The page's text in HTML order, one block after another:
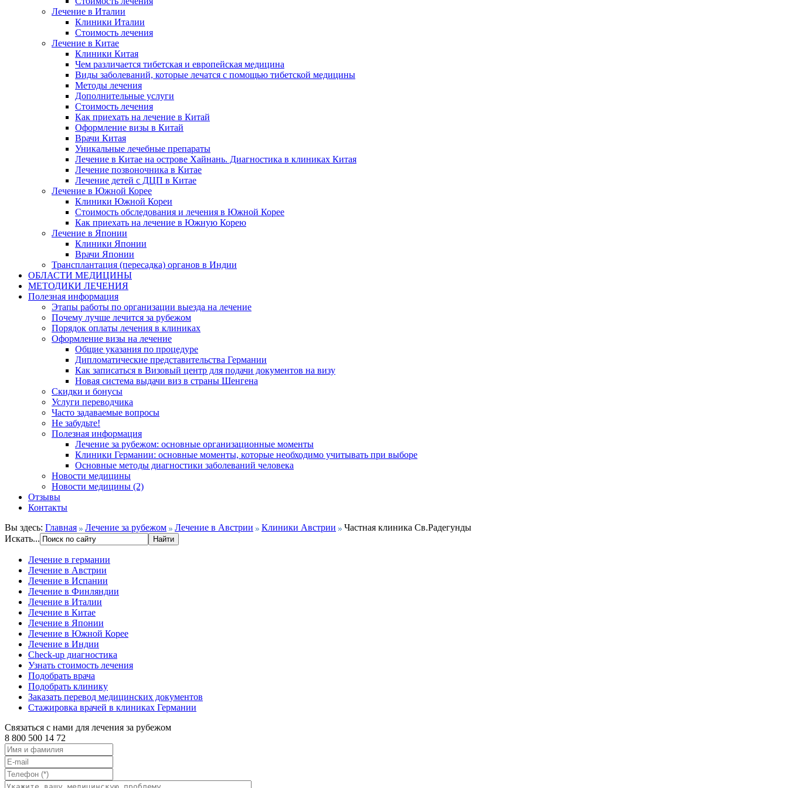
Лечение в Италии
Клиники Италии
Стоимость лечения
Лечение в Китае
Клиники Китая
Чем различается тибетская и европейская медицина
Виды заболеваний, которые лечатся с помощью тибетской медицины
Методы лечения
Дополнительные услуги
Стоимость лечения
Как приехать на лечение в Китай
Оформление визы в Китай
Врачи Китая
Уникальные лечебные препараты
Лечение в Китае на острове Хайнань. Диагностика в клиниках Китая
Лечение позвоночника в Китае
Лечение детей с ДЦП в Китае
Лечение в Южной Корее
Клиники Южной Кореи
Стоимость обследования и лечения в Южной Корее
Как приехать на лечение в Южную Корею
Лечение в Японии
Клиники Японии
Врачи Японии
Трансплантация (пересадка) органов в Индии
ОБЛАСТИ МЕДИЦИНЫ
МЕТОДИКИ ЛЕЧЕНИЯ
Полезная информация
Этапы работы по организации выезда на лечение
Почему лучше лечится за рубежом
Порядок оплаты лечения в клиниках
Оформление визы на лечение
Общие указания по процедуре
Дипломатические представительства Германии
Как записаться в Визовый центр для подачи документов на визу
Новая система выдачи виз в страны Шенгена
Скидки и бонусы
Услуги переводчика
Часто задаваемые вопросы
Не забудьте!
Полезная информация
Лечение за рубежом: основные организационные моменты
Клиники Германии: основные моменты, которые необходимо учитывать при выборе
Основные методы диагностики заболеваний человека
Новости медицины
Новости медицины (2)
Отзывы
Контакты
Вы здесь: Главная Лечение за рубежом Лечение в Австрии Клиники Австрии
Частная клиника Св.Радегунды
Искать...
Лечение в германии
Лечение в Австрии
Лечение в Испании
Лечение в Финляндии
Лечение в Италии
Лечение в Китае
Лечение в Японии
Лечение в Южной Корее
Лечение в Индии
Check-up диагностика
Узнать стоимость лечения
Подобрать врача
Подобрать клинику
Заказать перевод медицинских документов
Стажировка врачей в клиниках Германии
Связаться с нами для лечения за рубежом
8 800 500 14 72